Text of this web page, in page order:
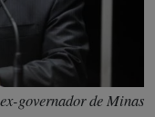
governador de Minas